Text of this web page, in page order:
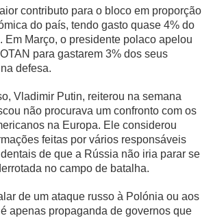
contributo para o bloco em proporção
do país, tendo gasto quase 4% do
Em Março, o presidente polaco apelou
para gastarem 3% dos seus
defesa.
Vladimir Putin, reiterou na semana
não procurava um confronto com os
na Europa. Ele considerou
feitas por vários responsáveis
de que a Rússia não iria parar se
no campo de batalha.
de um ataque russo à Polónia ou aos
apenas propaganda de governos que